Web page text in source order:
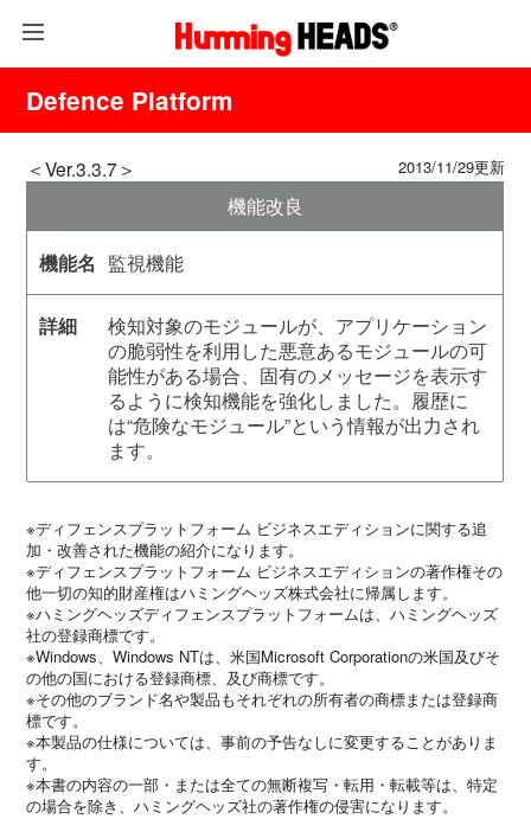
Defence Platform
＜Ver.3.3.7＞ 2013/11/29更新
機能改良
監視機能
検知対象のモジュールが、アプリケーション
の脆弱性を利用した悪意あるモジュールの可
能性がある場合、固有のメッセージを表示す
るように検知機能を強化しました。履歴に
は“危険なモジュール”という情報が出力され
ます。
※ディフェンスプラットフォーム ビジネスエディションに関する追
加・改善された機能の紹介になります。
※ディフェンスプラットフォーム ビジネスエディションの著作権その
他一切の知的財産権はハミングヘッズ株式会社に帰属します。
※ハミングヘッズディフェンスプラットフォームは、ハミングヘッズ
社の登録商標です。
※Windows、Windows NTは、米国Microsoft Corporationの米国及びそ
の他の国における登録商標、及び商標です。
※その他のブランド名や製品もそれぞれの所有者の商標または登録商
標です。
※本製品の仕様については、事前の予告なしに変更することがありま
す。
※本書の内容の一部・または全ての無断複写・転用・転載等は、特定
の場合を除き、ハミングヘッズ社の著作権の侵害になります。